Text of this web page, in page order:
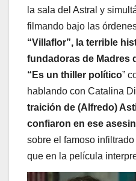
la sala del Astral y
filmando bajo las
“Villaflor”, la terrible
fundadoras de Madres
“Es un thiller político”
hablando con Catalina
traición de (Alfredo)
confiaron en ese
sobre el famoso
que en la película